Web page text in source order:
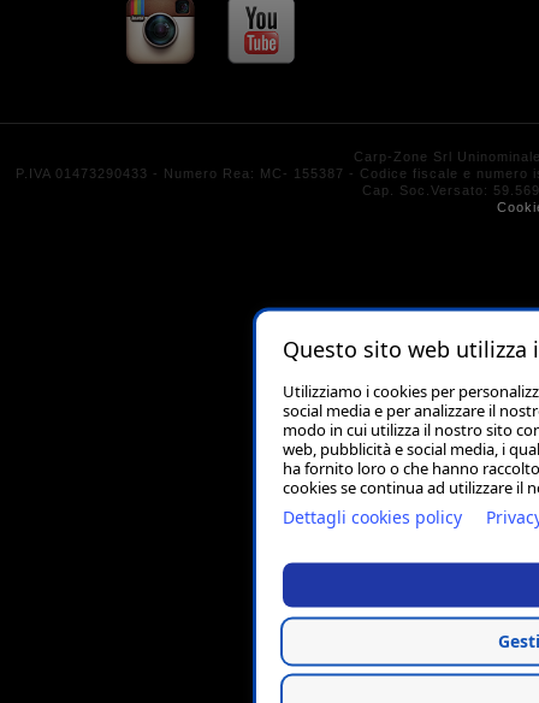
Carp-Zone Srl
P.IVA 01473290433 - Numero Rea: MC- 155387 - Codice fiscale e
Cap. Soc.Versato:
Questo sito web utilizza
Utilizziamo i cookies per
social media e per analizzare il
modo in cui utilizza il nostro sito
web, pubblicità e social media, i
ha fornito loro o che hanno
cookies se continua ad utilizzare il
Dettagli cookies policy